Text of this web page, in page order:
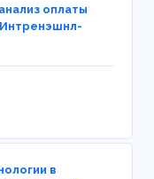
оплаты
Интренэшнл-
в